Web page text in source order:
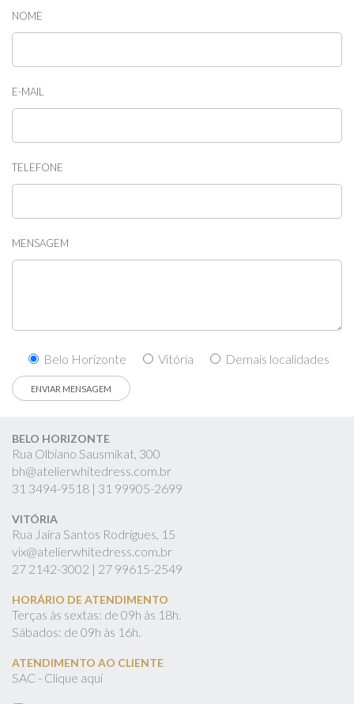
NOME
E-MAIL
TELEFONE
MENSAGEM
Belo Horizonte Vitória Demais localidades
BELO HORIZONTE
Rua Olbiano Sausmikat, 300
bh@atelierwhitedress.com.br
31 3494-9518 | 31 99905-2699
VITÓRIA
Rua Jaíra Santos Rodrigues, 15
vix@atelierwhitedress.com.br
27 2142-3002 | 27 99615-2549
HORÁRIO DE ATENDIMENTO
Terças às sextas: de 09h às 18h.
Sábados: de 09h às 16h.
ATENDIMENTO AO CLIENTE
SAC - Clique aqui